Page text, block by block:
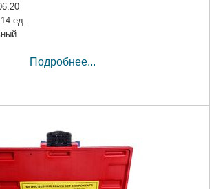
14 ед.
Подробнее...